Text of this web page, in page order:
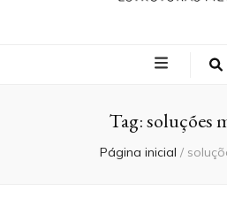
Tag:soluções
Página inicial /